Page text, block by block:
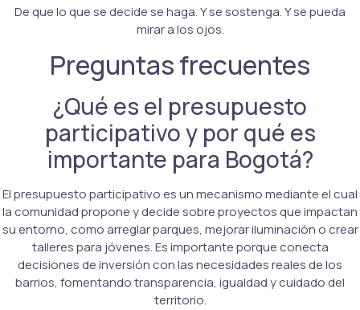
De que lo que se decide se haga. Y se sostenga. Y se pueda
mirar a los ojos.
Preguntas frecuentes
¿Qué es el presupuesto
participativo y por qué es
importante para Bogotá?
El presupuesto participativo es un mecanismo mediante el cual
la comunidad propone y decide sobre proyectos que impactan
su entorno, como arreglar parques, mejorar iluminación o crear
talleres para jóvenes. Es importante porque conecta
decisiones de inversión con las necesidades reales de los
barrios, fomentando transparencia, igualdad y cuidado del
territorio.